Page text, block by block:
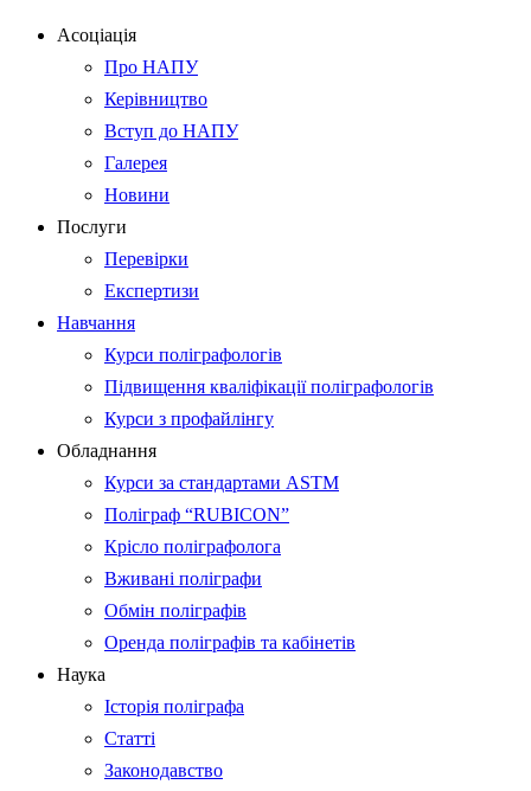
Асоціація
Про НАПУ
Керівництво
Вступ до НАПУ
Галерея
Новини
Послуги
Перевірки
Експертизи
Навчання
Курси поліграфологів
Підвищення кваліфікації поліграфологів
Курси з профайлінгу
Обладнання
Курси за стандартами ASTM
Поліграф “RUBICON”
Крісло поліграфолога
Вживані поліграфи
Обмін поліграфів
Оренда поліграфів та кабінетів
Наука
Історія поліграфа
Статті
Законодавство